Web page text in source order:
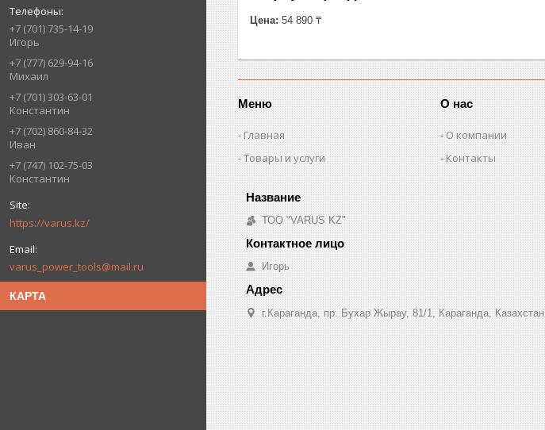
+7 (701) 735-14-19
Игорь
+7 (777) 629-94-16
Михаил
+7 (701) 303-63-01
Константин
+7 (702) 860-84-32
Иван
+7 (747) 102-75-03
Константин
https://varus.kz/
varus_power_tools@mail.ru
КАРТА
Цена: 54 890 ₸
Меню
Главная
Товары и услуги
О нас
О компании
Контакты
ТОО "VARUS KZ"
Игорь
г.Караганда, пр. Бухар Жырау, 81/1, Караганда, Казахстан